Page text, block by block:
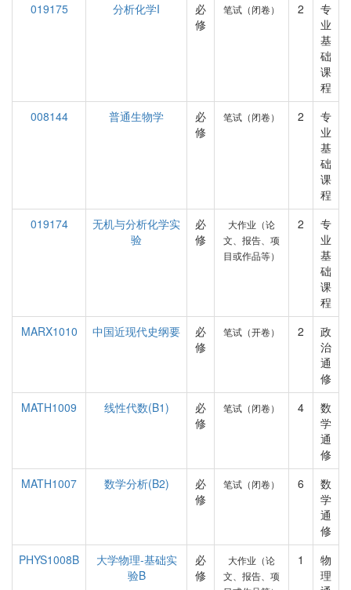
019175 分析化学I
必
修
笔试（闭卷） 2
专
业
基
础
课
程
008144
普通生物学
必
修
笔试（闭卷） 2
专
业
基
础
课
程
019174
无机与分析化学实
验
必
修
大作业（论
文、报告、项
目或作品等）
2
专
业
基
础
课
程
MARX1010
中国近现代史纲要
必
修
笔试（开卷） 2
政
治
通
修
MATH1009
线性代数(B1)
必
修
笔试（闭卷） 4
数
学
通
修
MATH1007
数学分析(B2)
必
修
笔试（闭卷） 6
数
学
通
修
PHYS1008B
大学物理-基础实
验B
必
修
大作业（论
文、报告、项
1
物
理